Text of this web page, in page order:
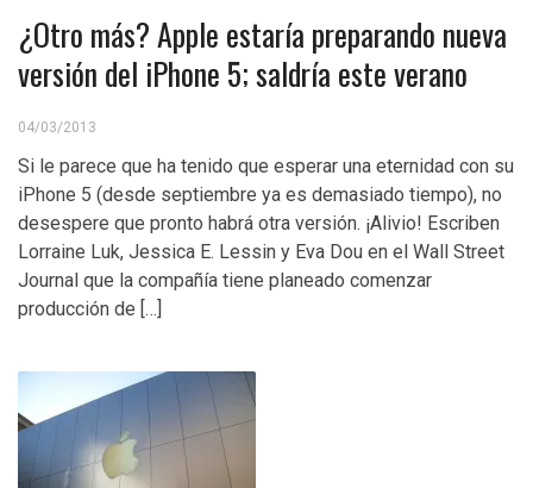
¿Otro más? Apple estaría preparando nueva
versión del iPhone 5; saldría este verano
04/03/2013
Si le parece que ha tenido que esperar una eternidad con su
iPhone 5 (desde septiembre ya es demasiado tiempo), no
desespere que pronto habrá otra versión. ¡Alivio! Escriben
Lorraine Luk, Jessica E. Lessin y Eva Dou en el Wall Street
Journal que la compañía tiene planeado comenzar
producción de […]